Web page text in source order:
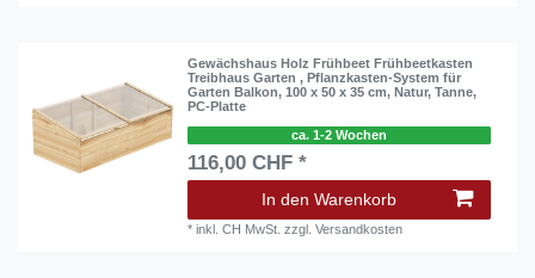
Gewächshaus Holz Frühbeet Frühbeetkasten
Treibhaus Garten , Pflanzkasten-System für
Garten Balkon, 100 x 50 x 35 cm, Natur, Tanne,
PC-Platte
ca. 1-2 Wochen
116,00 CHF *
In den Warenkorb
*inkl. CH MwSt. zzgl.Versandkosten